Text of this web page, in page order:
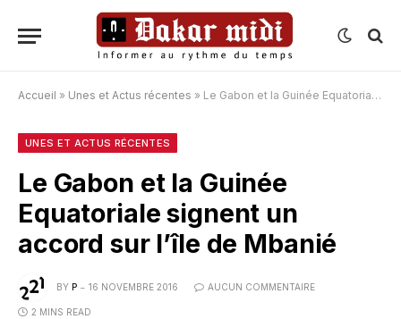
Accueil » Unes et Actus récentes » Le Gabon et la Guinée Equatoriale signent un accord sur l’île de Mbanié
UNES ET ACTUS RÉCENTES
Le Gabon et la Guinée
Equatoriale signent un
accord sur l’île de Mbanié
BY P 16 NOVEMBRE 2016 AUCUN COMMENTAIRE
2 MINS READ